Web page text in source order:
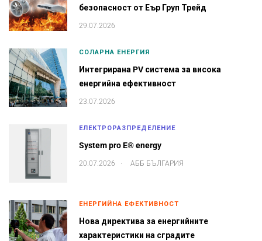
безопасност от Еър Груп Трейд
29.07.2026
СОЛАРНА ЕНЕРГИЯ
Интегрирана PV система за висока
енергийна ефективност
23.07.2026
ЕЛЕКТРОРАЗПРЕДЕЛЕНИЕ
System pro E® energy
20.07.2026 . АББ БЪЛГАРИЯ
ЕНЕРГИЙНА ЕФЕКТИВНОСТ
Нова директива за енергийните
характеристики на сградите